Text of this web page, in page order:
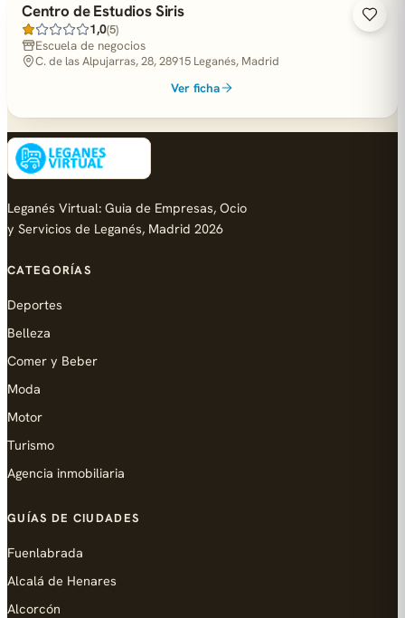
Centro de Estudios Siris
1,0(5)
Escuela de negocios
C. de las Alpujarras, 28, 28915 Leganés, Madrid
Ver ficha
Leganés Virtual: Guia de Empresas, Ocio
y Servicios de Leganés, Madrid 2026
CATEGORÍAS
Deportes
Belleza
Comer y Beber
Moda
Motor
Turismo
Agencia inmobiliaria
GUÍAS DE CIUDADES
Fuenlabrada
Alcalá de Henares
Alcorcón